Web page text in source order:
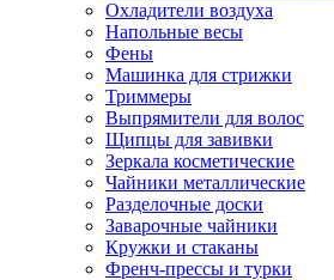
Охладители воздуха
Напольные весы
Фены
Машинка для стрижки
Триммеры
Выпрямители для волос
Щипцы для завивки
Зеркала косметические
Чайники металлические
Разделочные доски
Заварочные чайники
Кружки и стаканы
Френч-прессы и турки